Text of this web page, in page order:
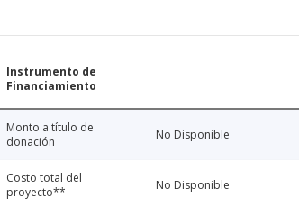
Instrumento de
Financiamiento
Monto a título de
donación
No Disponible
Costo total del
proyecto**
No Disponible